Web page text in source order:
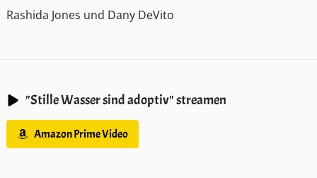
Rashida Jones und Dany DeVito
"Stille Wasser sind adoptiv" streamen
Amazon Prime Video